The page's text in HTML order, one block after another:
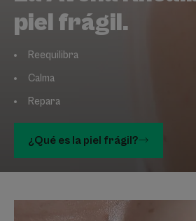
piel frágil.
Reequilibra
Calma
Repara
¿Qué es la piel frágil?